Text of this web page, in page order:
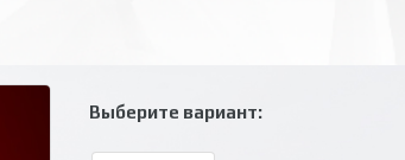
Выберите вариант: